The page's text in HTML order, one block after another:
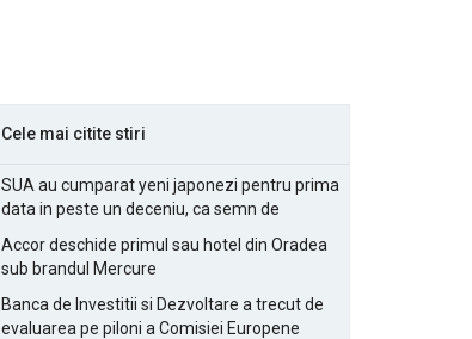
Cele mai citite stiri
SUA au cumparat yeni japonezi pentru prima
data in peste un deceniu, ca semn de
Accor deschide primul sau hotel din Oradea
sub brandul Mercure
Banca de Investitii si Dezvoltare a trecut de
evaluarea pe piloni a Comisiei Europene